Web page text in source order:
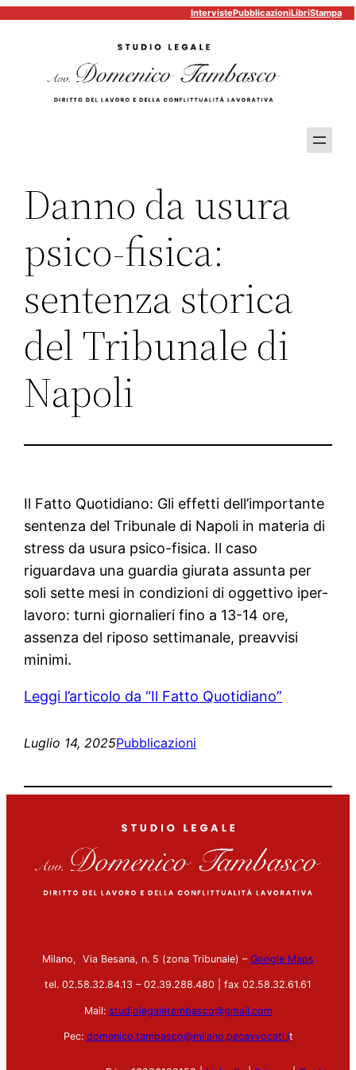
Vai
IntervistePubblicazioniLibriStampa
Danno da usura
psico-fisica:
sentenza storica
del Tribunale di
Napoli
Il Fatto Quotidiano: Gli effetti dell’importante
sentenza del Tribunale di Napoli in materia di
stress da usura psico-fisica. Il caso
riguardava una guardia giurata assunta per
soli sette mesi in condizioni di oggettivo iper-
lavoro: turni giornalieri fino a 13-14 ore,
assenza del riposo settimanale, preavvisi
minimi.
Leggi l’articolo da “Il Fatto Quotidiano”
Luglio 14, 2025Pubblicazioni
Milano, Via Besana, n. 5 (zona Tribunale) – Google Maps
tel. 02.58.32.84.13 – 02.39.288.480 | fax 02.58.32.61.61
Mail: studiolegaletambasco@gmail.com
Pec: domenico.tambasco@milano.pecavvocati.it